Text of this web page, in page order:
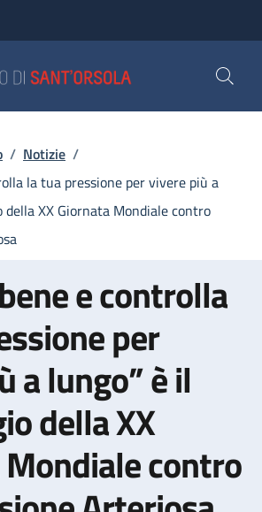
/ Notizie /
la tua pressione per vivere più a
della XX Giornata Mondiale contro
e controlla
per
a lungo” è il
della XX
contro